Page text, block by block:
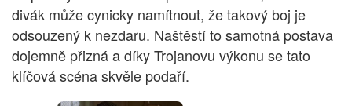
divák může cynicky namítnout, že takový boj je
odsouzený k nezdaru. Naštěstí to samotná postava
dojemně přizná a díky Trojanovu výkonu se tato
klíčová scéna skvěle podaří.